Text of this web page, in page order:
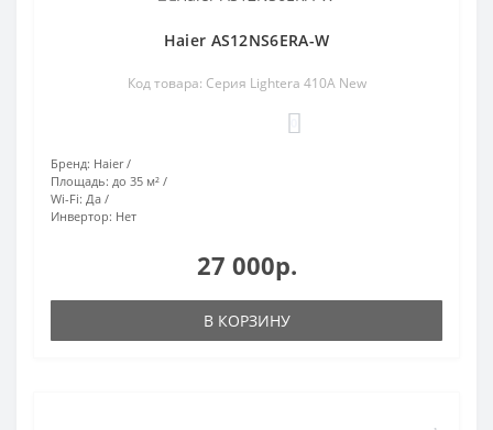
Haier AS12NS6ERA-W
Код товара: Серия Lightera 410A New
Бренд: Haier
Площадь: до 35 м²
Wi-Fi: Да
Инвертор: Нет
27 000р.
В КОРЗИНУ